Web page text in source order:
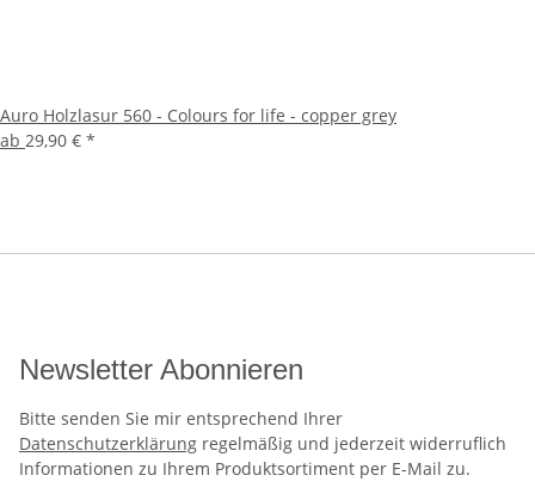
Auro Holzlasur 560 - Colours for life - copper grey
ab 29,90 € *
Newsletter Abonnieren
Bitte senden Sie mir entsprechend Ihrer
Datenschutzerklärung regelmäßig und jederzeit widerruflich
Informationen zu Ihrem Produktsortiment per E-Mail zu.